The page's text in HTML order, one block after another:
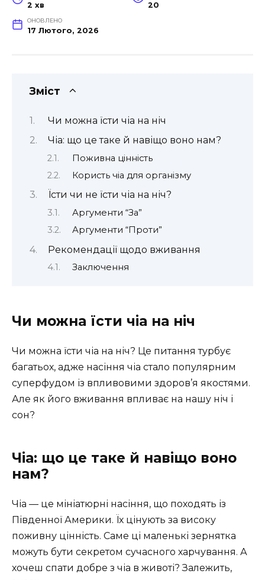
2 хв 20
ОНОВЛЕНО
17 Лютого, 2026
Зміст
Чи можна їсти чіа на ніч
Чіа: що це таке й навіщо воно нам?
Поживна цінність
Користь чіа для організму
Їсти чи не їсти чіа на ніч?
Аргументи “За”
Аргументи “Проти”
Рекомендації щодо вживання
Заключення
Чи можна їсти чіа на ніч
Чи можна їсти чіа на ніч? Це питання турбує
багатьох, адже насіння чіа стало популярним
суперфудом із впливовими здоров’я якостями.
Але як його вживання впливає на нашу ніч і
сон?
Чіа: що це таке й навіщо воно
нам?
Чіа — це мініатюрні насіння, що походять із
Південної Америки. Їх цінують за високу
поживну цінність. Саме ці маленькі зернятка
можуть бути секретом сучасного харчування. А
хочеш спати добре з чіа в животі? Залежить,